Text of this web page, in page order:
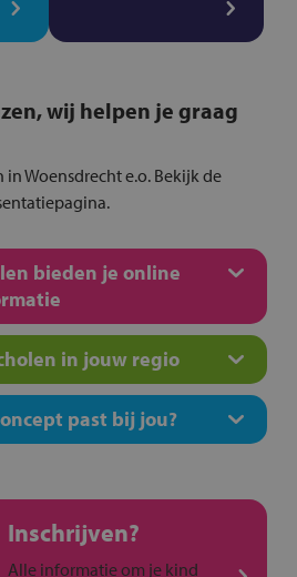
wij helpen je graag
in Woensdrecht e.o. Bekijk de
bieden je online
in jouw regio
past bij jou?
Inschrijven?
Alle informatie om je kind